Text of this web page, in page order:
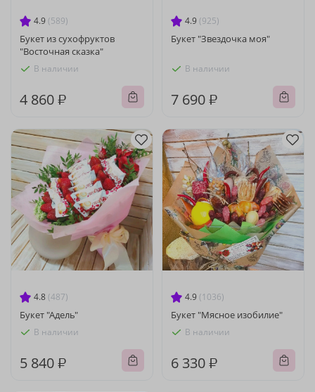
4.9 (589)
Букет из сухофруктов
"Восточная сказка"
В наличии
4 860 ₽
4.9 (925)
Букет "Звездочка моя"
В наличии
7 690 ₽
4.8 (487)
Букет "Адель"
В наличии
5 840 ₽
4.9 (1036)
Букет "Мясное изобилие"
В наличии
6 330 ₽